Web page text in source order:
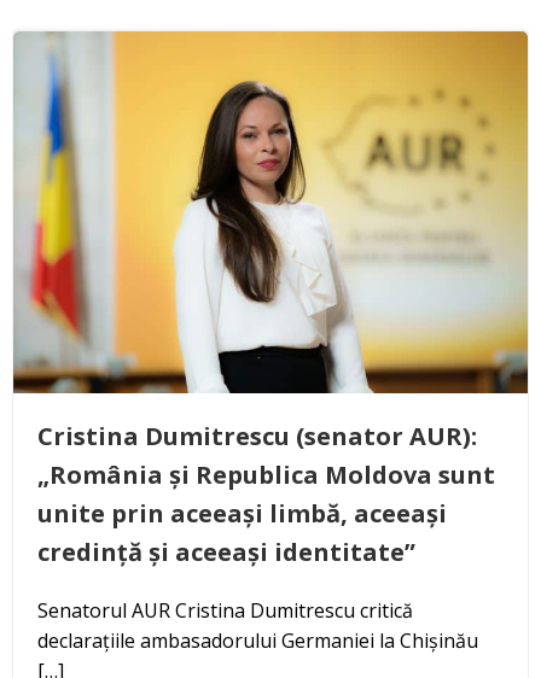
Cristina Dumitrescu (senator AUR):
„România și Republica Moldova sunt
unite prin aceeași limbă, aceeași
credință și aceeași identitate”
Senatorul AUR Cristina Dumitrescu critică
declarațiile ambasadorului Germaniei la Chișinău
[…]